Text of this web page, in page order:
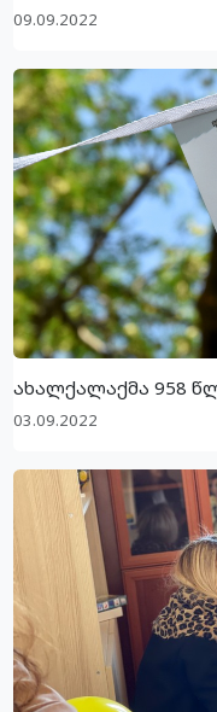
09.09.2022
ახალქალაქმა 958
03.09.2022